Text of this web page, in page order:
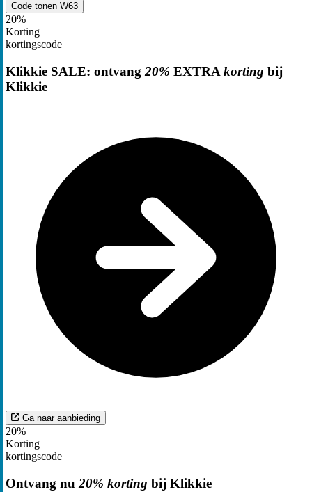
Code tonen W63
20%
Korting
kortingscode
Klikkie SALE: ontvang 20% EXTRA korting bij
Klikkie
Ga naar aanbieding
20%
Korting
kortingscode
Ontvang nu 20% korting bij Klikkie